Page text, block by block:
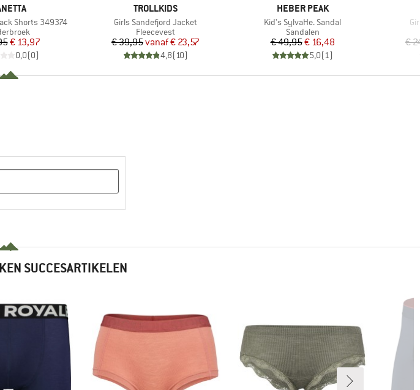
Shorts 349374
Prijs
Verlaagde prijs
€ 13,97
0,0(0)
MERK
TROLLKIDS
Artikel
Girls Sandefjord Jacket
Productgroep
Fleecevest
Prijs
€ 39,95 Verlaagde prijs
vanaf€ 23,57
4,8(10)
MERK
HEBER PEAK
Artikel
Kid's SylvaHe. Sandal
Productgroep
Sandalen
Prijs
€ 49,95Verlaagde prijs
€ 16,48
5,0(1)
€
SUCCESARTIKELEN